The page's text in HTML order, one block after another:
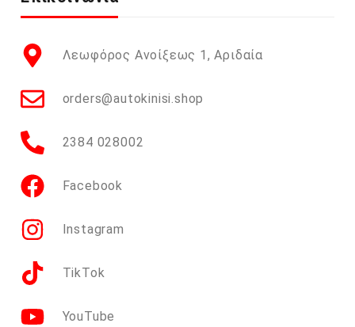
Λεωφόρος Ανοίξεως 1, Αριδαία
orders@autokinisi.shop
2384 028002
Facebook
Instagram
TikTok
YouTube